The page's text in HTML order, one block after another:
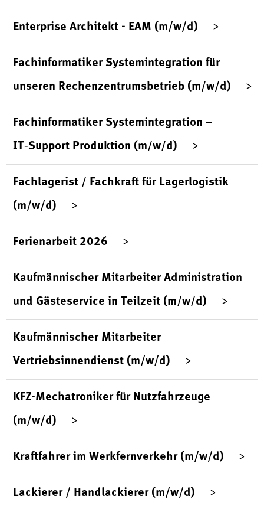
Enterprise Architekt - EAM (m/w/d)
Fachinformatiker Systemintegration für
unseren Rechenzentrumsbetrieb (m/w/d)
Fachinformatiker Systemintegration –
IT‑Support Produktion (m/w/d)
Fachlagerist / Fachkraft für Lagerlogistik
(m/w/d)
Ferienarbeit 2026
Kaufmännischer Mitarbeiter Administration
und Gästeservice in Teilzeit (m/w/d)
Kaufmännischer Mitarbeiter
Vertriebsinnendienst (m/w/d)
KFZ-Mechatroniker für Nutzfahrzeuge
(m/w/d)
Kraftfahrer im Werkfernverkehr (m/w/d)
Lackierer / Handlackierer (m/w/d)